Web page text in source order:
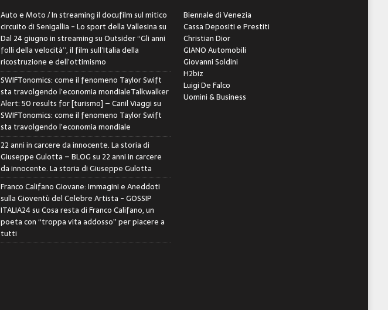
Auto e Moto / In streaming il docufilm sul mitico
circuito di Senigallia - Lo sport della Vallesinasu
Dal 24 giugno in streaming su Outsider “Gli anni
folli della velocità”, il film sull’Italia della
ricostruzione e dell’ottimismo
SWIFTonomics: come il fenomeno Taylor Swift
sta travolgendo l’economia mondialeTalkwalker
Alert: 50 results for [turismo] – Canil Viaggisu
SWIFTonomics: come il fenomeno Taylor Swift
sta travolgendo l’economia mondiale
22 anni in carcere da innocente. La storia di
Giuseppe Gulotta – BLOGsu 22 anni in carcere
da innocente. La storia di Giuseppe Gulotta
Franco Califano Giovane: Immagini e Aneddoti
sulla Gioventù del Celebre Artista - GOSSIP
ITALIA24suCosa resta di Franco Califano, un
poeta con “troppa vita addosso” per piacere a
tutti
Biennale di Venezia
Cassa Depositi e Prestiti
Christian Dior
GIANO Automobili
Giovanni Soldini
H2biz
Luigi De Falco
Uomini & Business